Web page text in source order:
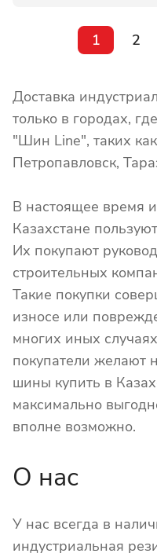
1 2
Доставка
только в городах,
"Шин Line", таких
Петропавловск,
В настоящее время
Казахстане
Их покупают
строительных
Такие покупки
износе или
многих иных
покупатели желают
шины купить в
максимально
вполне возможно.
О нас
У нас всегда в
индустриальная